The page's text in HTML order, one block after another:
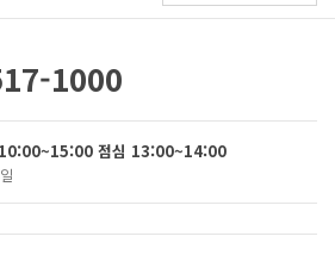
1000
10:00~15:00 점심 13:00~14:00